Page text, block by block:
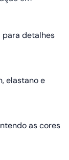
para detalhes
elastano e
as cores